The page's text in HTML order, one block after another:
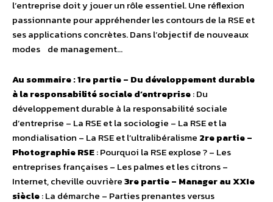
l’entreprise doit y jouer un rôle essentiel. Une réflexion
passionnante pour appréhender les contours de la RSE et
ses applications concrètes. Dans l’objectif de nouveaux
modes de management…
Au sommaire :1re partie – Du développement durable
à la responsabilité sociale d’entreprise: Du
développement durable à la responsabilité sociale
d’entreprise – La RSE et la sociologie – La RSE et la
mondialisation – La RSE et l’ultralibéralisme 2re partie –
Photographie RSE: Pourquoi la RSE explose ? – Les
entreprises françaises – Les palmes et les citrons –
Internet, cheville ouvrière3re partie – Manager au XXIe
siècle: La démarche – Parties prenantes versus